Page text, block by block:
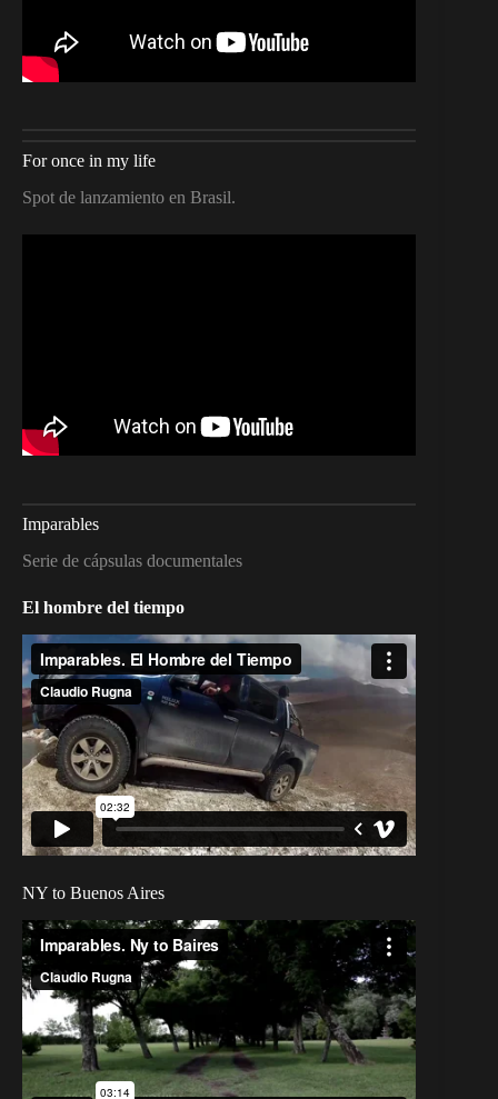
For once in my life
Spot de lanzamiento en Brasil.
Imparables
Serie de cápsulas documentales
El hombre del tiempo
NY to Buenos Aires